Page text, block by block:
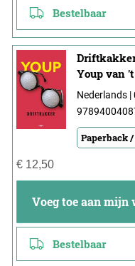
Bestelbaar
Youp van
Nederlands |
Paperback
€12,50
Voeg toe aan mijn
Bestelbaar